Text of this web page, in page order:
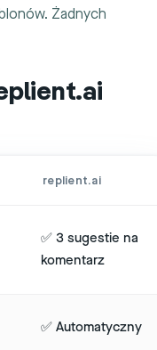
Żadnych
replient.ai
✅ 3 sugestie na
komentarz
✅ Automatyczny